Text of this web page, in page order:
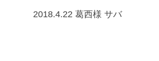
2018.4.22 葛西様 サバ